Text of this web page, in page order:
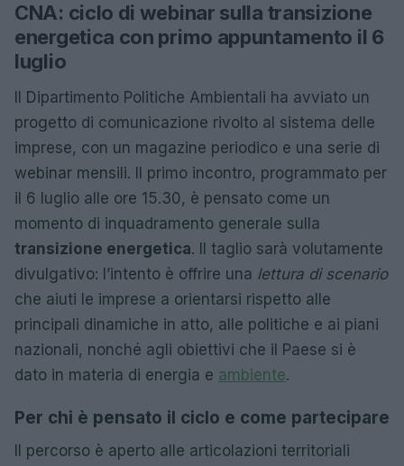
CNA: ciclo di webinar sulla transizione
energetica con primo appuntamento il 6
luglio
Il Dipartimento Politiche Ambientali ha avviato un
progetto di comunicazione rivolto al sistema delle
imprese, con un magazine periodico e una serie di
webinar mensili. Il primo incontro, programmato per
il 6 luglio alle ore 15.30, è pensato come un
momento di inquadramento generale sulla
transizione energetica. Il taglio sarà volutamente
divulgativo: l’intento è offrire una lettura di scenario
che aiuti le imprese a orientarsi rispetto alle
principali dinamiche in atto, alle politiche e ai piani
nazionali, nonché agli obiettivi che il Paese si è
dato in materia di energia e ambiente.
Per chi è pensato il ciclo e come partecipare
Il percorso è aperto alle articolazioni territoriali